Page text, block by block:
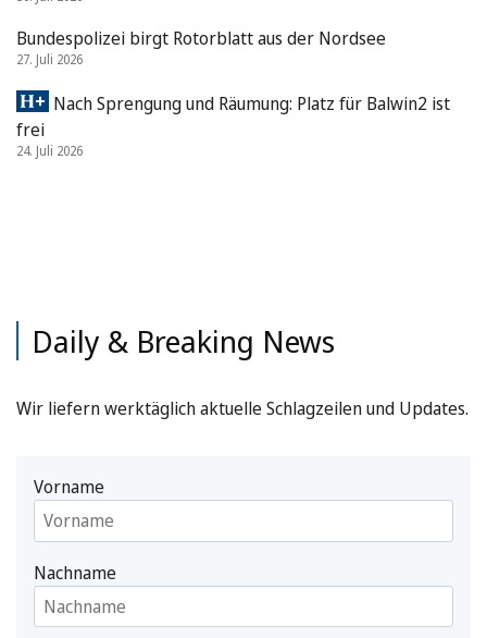
Bundespolizei birgt Rotorblatt aus der Nordsee
27. Juli 2026
Nach Sprengung und Räumung: Platz für Balwin2 ist
frei
24. Juli 2026
Daily & Breaking News
Wir liefern werktäglich aktuelle Schlagzeilen und Updates.
Vorname
Nachname